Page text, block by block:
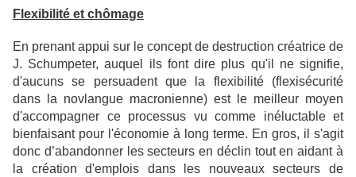
Flexibilité et chômage
En prenant appui sur le concept de destruction créatrice de
J. Schumpeter, auquel ils font dire plus qu'il ne signifie,
d'aucuns se persuadent que la flexibilité (flexisécurité
dans la novlangue macronienne) est le meilleur moyen
d'accompagner ce processus vu comme inéluctable et
bienfaisant pour l'économie à long terme. En gros, il s'agit
donc d’abandonner les secteurs en déclin tout en aidant à
la création d'emplois dans les nouveaux secteurs de